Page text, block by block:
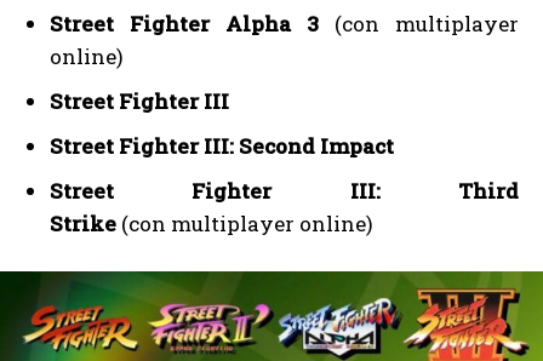
Street Fighter Alpha 3 (con multiplayer
online)
Street Fighter III
Street Fighter III: Second Impact
Street Fighter III: Third
Strike (con multiplayer online)